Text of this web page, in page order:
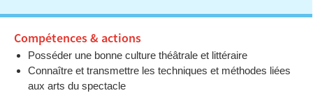
Compétences & actions
Posséder une bonne culture théâtrale et littéraire
Connaître et transmettre les techniques et méthodes liées
aux arts du spectacle